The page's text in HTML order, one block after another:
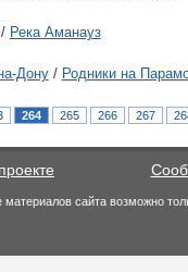
Река Аманауз
Дону/ Родники на
264 265 266 267
сайта возможно